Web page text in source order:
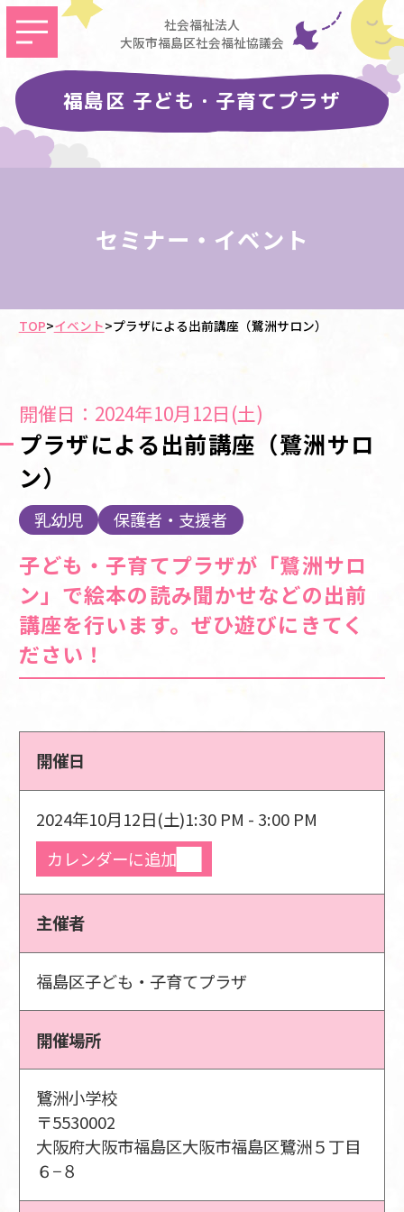
社会福祉法人
大阪市福島区社会福祉協議会
福島区 子ども・子育てプラザ
セミナー・イベント
TOP>イベント>プラザによる出前講座（鷺洲サロン）
開催日：2024年10月12日(土)
プラザによる出前講座（鷺洲サロ
ン）
乳幼児 保護者・支援者
子ども・子育てプラザが「鷺洲サロ
ン」で絵本の読み聞かせなどの出前
講座を行います。ぜひ遊びにきてく
ださい！
開催日
2024年10月12日(土)1:30 PM - 3:00 PM
カレンダーに追加
主催者
福島区子ども・子育てプラザ
開催場所
鷺洲小学校
〒5530002
大阪府大阪市福島区大阪市福島区鷺洲５丁目
６−８